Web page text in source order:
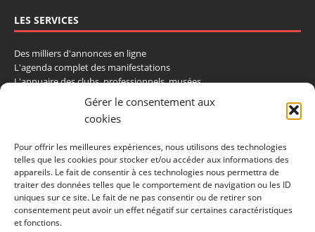
Gérer le consentement aux
cookies
Pour offrir les meilleures expériences, nous utilisons des technologies
telles que les cookies pour stocker et/ou accéder aux informations des
appareils. Le fait de consentir à ces technologies nous permettra de
traiter des données telles que le comportement de navigation ou les ID
uniques sur ce site. Le fait de ne pas consentir ou de retirer son
consentement peut avoir un effet négatif sur certaines caractéristiques
et fonctions.
LES SERVICES
Des milliers d'annonces en ligne
L'agenda complet des manifestations
L'annuaire des clubs, professionnels, musées
La cote et les ventes aux enchères
La Boutique du Collectionneur
CONTACTEZ-NOUS
LA VIE DE L'AUTO
BP 40419
77309 Fontainebleau Cedex